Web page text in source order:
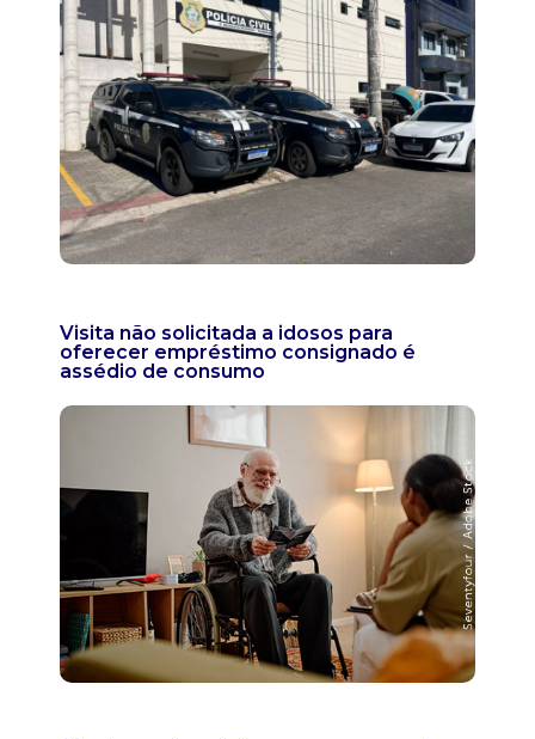
Visita não solicitada a idosos para
oferecer empréstimo consignado é
assédio de consumo